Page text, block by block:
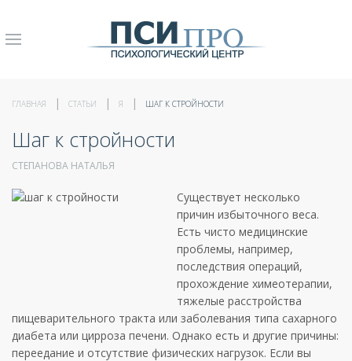
ГЛАВНАЯ СТАТЬИ Я ШАГ К СТРОЙНОСТИ
Шаг к стройности
СТЕПАНОВА НАТАЛЬЯ
Существует несколько
причин избыточного веса.
Есть чисто медицинские
проблемы, например,
последствия операций,
прохождение химеотерапии,
тяжелые расстройства
пищеварительного тракта или заболевания типа сахарного
диабета или цирроза печени. Однако есть и другие причины:
переедание и отсутствие физических нагрузок. Если вы